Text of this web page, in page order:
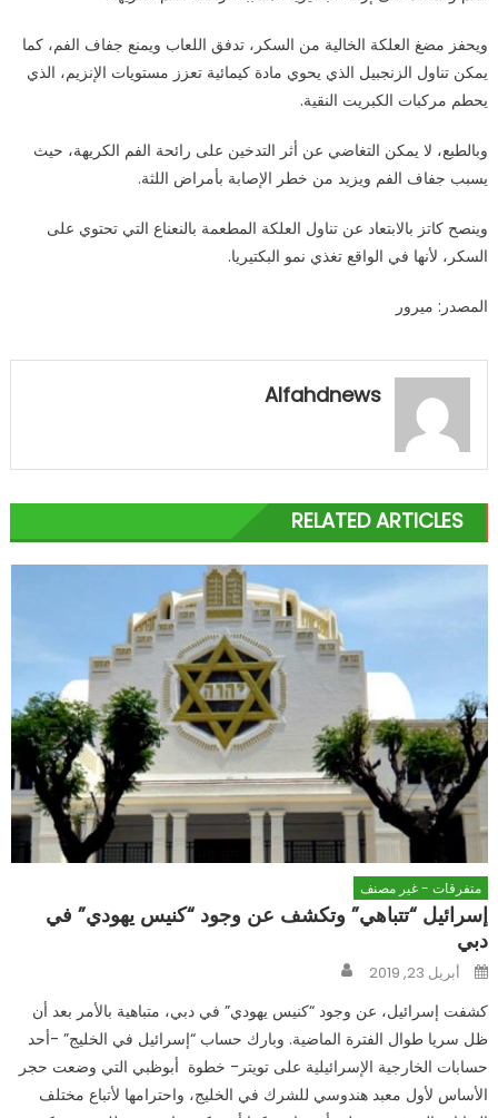
ويحفز مضغ العلكة الخالية من السكر، تدفق اللعاب ويمنع جفاف الفم، كما
يمكن تناول الزنجبيل الذي يحوي مادة كيمائية تعزز مستويات الإنزيم، الذي
يحطم مركبات الكبريت النقية.
وبالطبع، لا يمكن التغاضي عن أثر التدخين على رائحة الفم الكريهة، حيث
يسبب جفاف الفم ويزيد من خطر الإصابة بأمراض اللثة.
وينصح كاتز بالابتعاد عن تناول العلكة المطعمة بالنعناع التي تحتوي على
السكر، لأنها في الواقع تغذي نمو البكتيريا.
المصدر: ميرور
Alfahdnews
RELATED ARTICLES
متفرقات - غير مصنف
إسرائيل “تتباهي” وتكشف عن وجود “كنيس يهودي” في
دبي
Posted
onأبريل 23, 2019
كشفت إسرائيل، عن وجود “كنيس يهودي” في دبي، متباهية بالأمر بعد أن
ظل سريا طوال الفترة الماضية. وبارك حساب “إسرائيل في الخليج” -أحد
حسابات الخارجية الإسرائيلية على تويتر- خطوة أبوظبي التي وضعت حجر
الأساس لأول معبد هندوسي للشرك في الخليج، واحترامها لأتباع مختلف